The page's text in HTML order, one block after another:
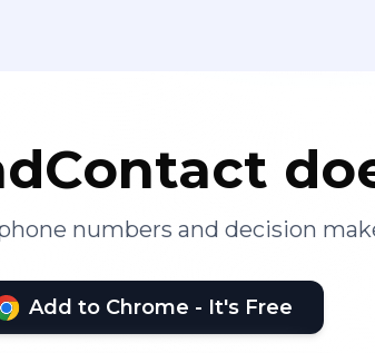
numbers and decision
Add to Chrome - It's Free